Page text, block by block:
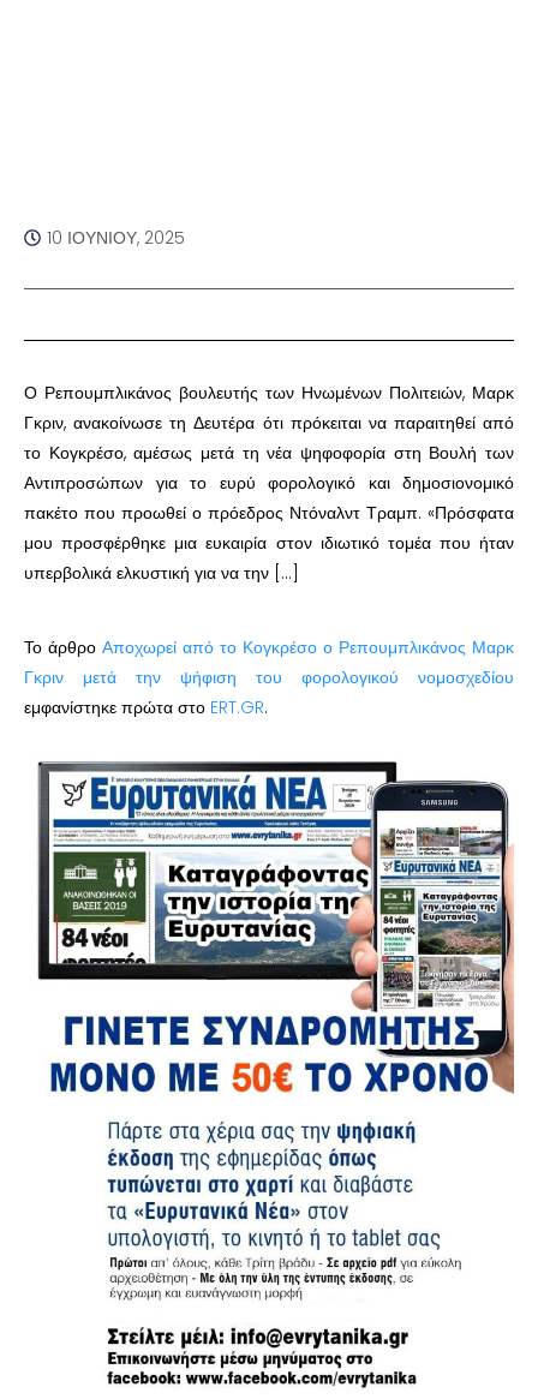
10 ΙΟΥΝΊΟΥ, 2025
Ο Ρεπουμπλικάνος βουλευτής των Ηνωμένων Πολιτειών, Μαρκ
Γκριν, ανακοίνωσε τη Δευτέρα ότι πρόκειται να παραιτηθεί από
το Κογκρέσο, αμέσως μετά τη νέα ψηφοφορία στη Βουλή των
Αντιπροσώπων για το ευρύ φορολογικό και δημοσιονομικό
πακέτο που προωθεί ο πρόεδρος Ντόναλντ Τραμπ. «Πρόσφατα
μου προσφέρθηκε μια ευκαιρία στον ιδιωτικό τομέα που ήταν
υπερβολικά ελκυστική για να την […]
Το άρθρο Αποχωρεί από το Κογκρέσο ο Ρεπουμπλικάνος Μαρκ
Γκριν μετά την ψήφιση του φορολογικού νομοσχεδίου
εμφανίστηκε πρώτα στο ERT.GR.